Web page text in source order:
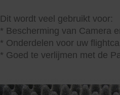
Dit wordt veel gebruikt voor:
* Bescherming van Camera
* Onderdelen voor uw
* Goed te verlijmen met de